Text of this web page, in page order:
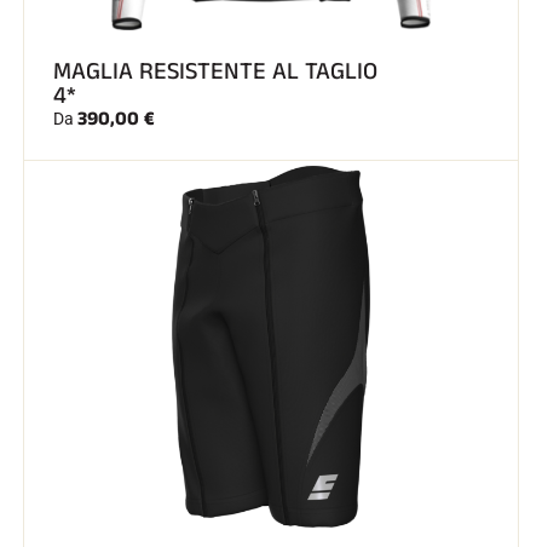
SCI SU TUTTI I TERRENI
SCI DI FONDO
MAGLIA RESISTENTE AL TAGLIO
4*
Da 390,00 €